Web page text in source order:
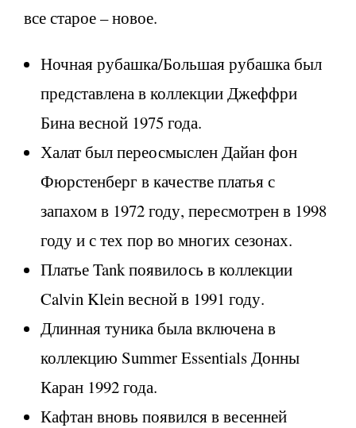
все старое – новое.
Ночная рубашка/Большая рубашка был
представлена в коллекции Джеффри
Бина весной 1975 года.
Халат был переосмыслен Дайан фон
Фюрстенберг в качестве платья с
запахом в 1972 году, пересмотрен в 1998
году и с тех пор во многих сезонах.
Платье Tank появилось в коллекции
Calvin Klein весной в 1991 году.
Длинная туника была включена в
коллекцию Summer Essentials Донны
Каран 1992 года.
Кафтан вновь появился в весенней